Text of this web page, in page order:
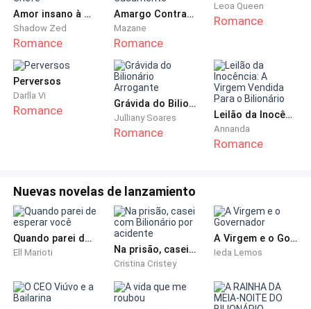
Eu rio de novo, agora com ironia.
avaliar como um cavalo em um leilão?
Murilo dá de ombros.
— Se quiser ver assim... Mas ele quer que você leve
Minha expressão se fecha na mesma hora.
— Minha família?
— Sim. Ele valoriza isso. Quer ver com quem está se
associando.
Amor insano à minha Secretária-Chefe
Shadow Zed
Romance
Amargo Contrato de Casamento
Mazane
Romance
Leoa Queen
Romance
Perversos
Darlla Vi
Romance Grávida do Bilionário Arrogante
Julliany Soares
Romance
Leilão da Inocência: A Virgem Vendida Para o Bilionário
Annanda
Romance
Nuevas novelas de lanzamiento
Quando parei de esperar você
Ell Marioti Na prisão, casei com Bilionário por acidente
Cristina Cristey
A Virgem e o Governador
Ieda Lemos